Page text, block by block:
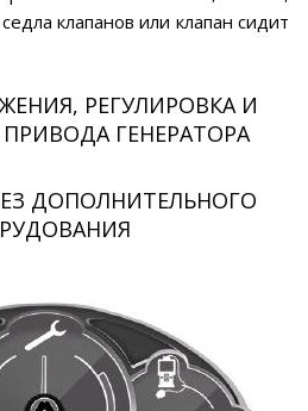
клапанов или клапан сидит
РЕГУЛИРОВКА И
ГЕНЕРАТОРА
ДОПОЛНИТЕЛЬНОГО